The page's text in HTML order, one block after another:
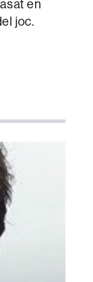
en
joc.